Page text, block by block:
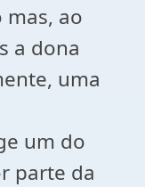
ao
a dona
uma
um do
parte da